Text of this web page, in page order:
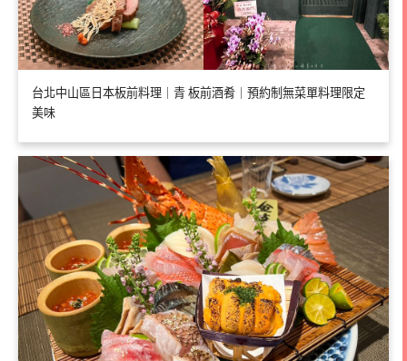
台北中山區日本板前料理｜青 板前酒肴｜預約制無菜單料理限定
美味